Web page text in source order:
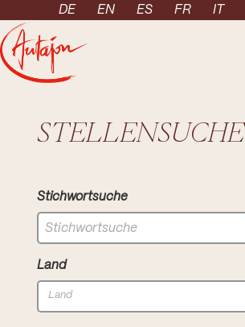
Skip to content
DE EN ES FR IT
STELLENSUCHE
Stichwortsuche
Land